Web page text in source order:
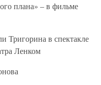
плана» – в фильме
Тригорина в спектакле
Ленком